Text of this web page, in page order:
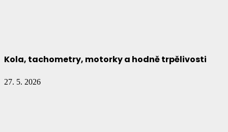
Kola, tachometry, motorky a hodně trpělivosti
27. 5. 2026